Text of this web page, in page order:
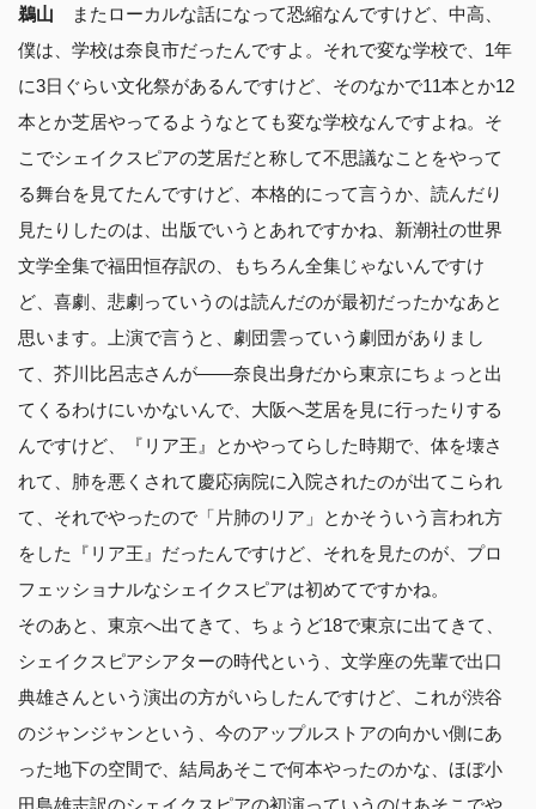
鵜山 またローカルな話になって恐縮なんですけど、中高、
僕は、学校は奈良市だったんですよ。それで変な学校で、1年
に3日ぐらい文化祭があるんですけど、そのなかで11本とか12
本とか芝居やってるようなとても変な学校なんですよね。そ
こでシェイクスピアの芝居だと称して不思議なことをやって
る舞台を見てたんですけど、本格的にって言うか、読んだり
見たりしたのは、出版でいうとあれですかね、新潮社の世界
文学全集で福田恒存訳の、もちろん全集じゃないんですけ
ど、喜劇、悲劇っていうのは読んだのが最初だったかなあと
思います。上演で言うと、劇団雲っていう劇団がありまし
て、芥川比呂志さんが――奈良出身だから東京にちょっと出
てくるわけにいかないんで、大阪へ芝居を見に行ったりする
んですけど、『リア王』とかやってらした時期で、体を壊さ
れて、肺を悪くされて慶応病院に入院されたのが出てこられ
て、それでやったので「片肺のリア」とかそういう言われ方
をした『リア王』だったんですけど、それを見たのが、プロ
フェッショナルなシェイクスピアは初めてですかね。
そのあと、東京へ出てきて、ちょうど18で東京に出てきて、
シェイクスピアシアターの時代という、文学座の先輩で出口
典雄さんという演出の方がいらしたんですけど、これが渋谷
のジャンジャンという、今のアップルストアの向かい側にあ
った地下の空間で、結局あそこで何本やったのかな、ほぼ小
田島雄志訳のシェイクスピアの初演っていうのはあそこでや